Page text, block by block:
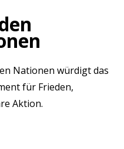
Nationen würdigt das
für Frieden,
Aktion.